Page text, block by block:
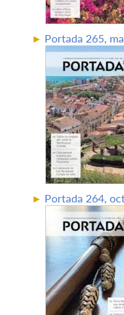
Portada 265,
Portada 264,